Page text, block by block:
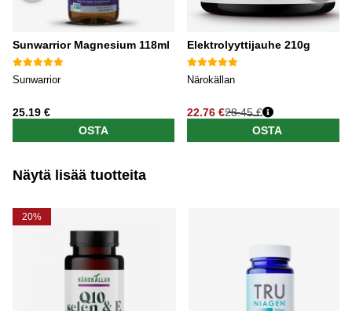
Sunwarrior Magnesium 118ml
Sunwarrior
25.19 €
OSTA
Elektrolyyttijauhe 210g
Närokällan
22.76 €28.45 €
OSTA
Näytä lisää tuotteita
20%